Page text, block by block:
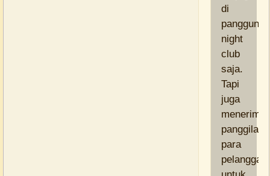
di
panggung
night
club
saja.
Tapi
juga
menerima
panggilan
para
pelanggan